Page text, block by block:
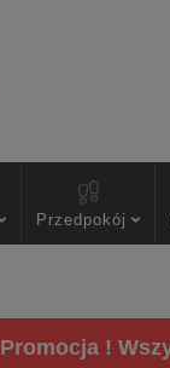
Przedpokój
!